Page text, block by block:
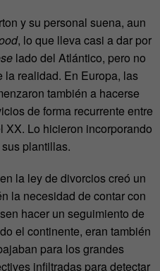
y su personal suena, aun
, lo que lleva casi a dar por
lado del Atlántico, pero no
la realidad. En Europa, las
también a hacerse
de forma recurrente entre
Lo hicieron incorporando
plantillas.
la ley de divorcios creó un
la necesidad de contar con
hacer un seguimiento de
el continente, eran también
para los grandes
infiltradas para detectar